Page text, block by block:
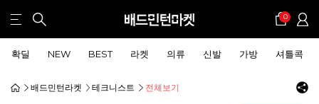
0
확딜 NEW BEST 라켓 의류 신발 가방 셔틀콕
배드민턴라켓 테크니스트 전체보기